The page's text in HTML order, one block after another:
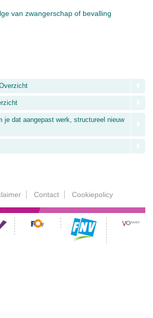
van zwangerschap of bevalling
je dat aangepast werk, structureel nieuw
Contact Cookiepolicy